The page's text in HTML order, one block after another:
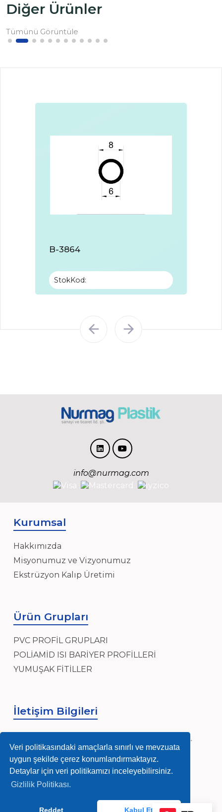
Veri politikasındaki amaçlarla sınırlı ve mevzuata
uygun şekilde çerez konumlandırmaktayız.
Detaylar için veri politikamızı inceleyebilirsiniz.
Gizlilik Politikası.
Reddet Kabul Et
Diğer Ürünler
Tümünü Görüntüle
B-3864
StokKod:
info@nurmag.com
Kurumsal
Hakkımızda
Misyonumuz ve Vizyonumuz
Ekstrüzyon Kalıp Üretimi
Ürün Grupları
PVC PROFİL GRUPLARI
POLİAMİD ISI BARİYER PROFİLLERİ
YUMUŞAK FİTİLLER
İletişim Bilgileri
Sanayi, Sanayi Mh, Ensar Cad, Hidayet Sk.
No:4, 34906 Pendik/İstanbul
info@nurmag.com
(0216) 378 84 92-93